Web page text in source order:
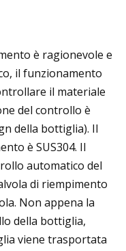
è ragionevole e
il funzionamento
il materiale
del controllo è
della bottiglia). Il
è SUS304. Il
automatico del
di riempimento
Non appena la
della bottiglia,
viene trasportata